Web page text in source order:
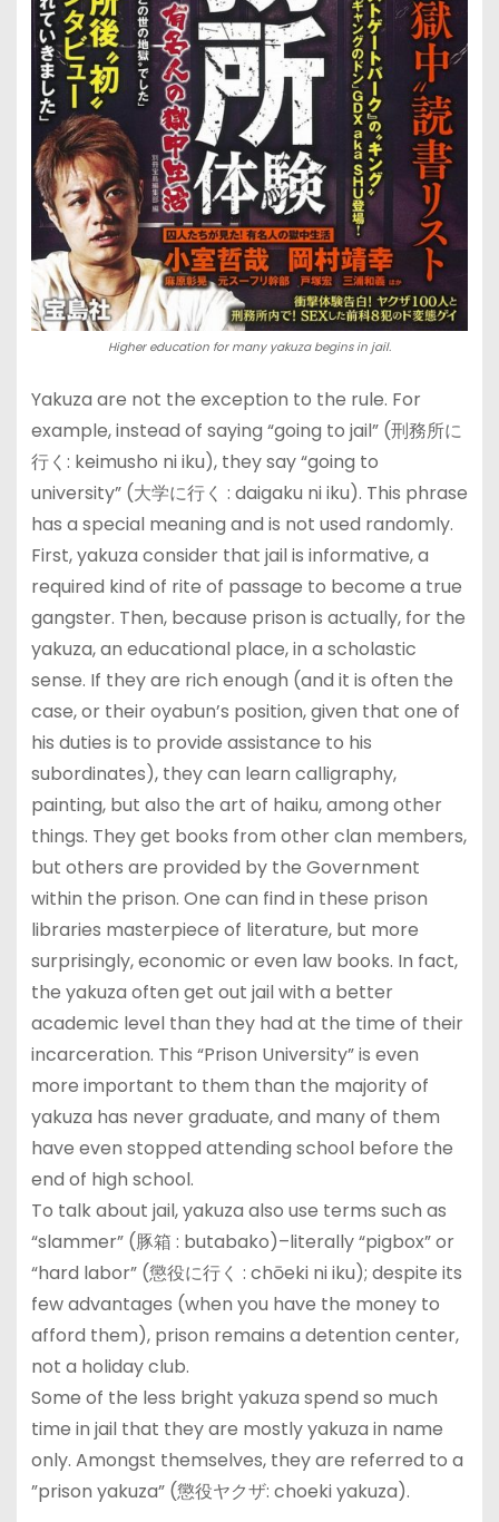
Higher education for many yakuza begins in jail.
Yakuza are not the exception to the rule. For
example, instead of saying “going to jail” (刑務所に
行く: keimusho ni iku), they say “going to
university” (大学に行く : daigaku ni iku). This phrase
has a special meaning and is not used randomly.
First, yakuza consider that jail is informative, a
required kind of rite of passage to become a true
gangster. Then, because prison is actually, for the
yakuza, an educational place, in a scholastic
sense. If they are rich enough (and it is often the
case, or their oyabun’s position, given that one of
his duties is to provide assistance to his
subordinates), they can learn calligraphy,
painting, but also the art of haiku, among other
things. They get books from other clan members,
but others are provided by the Government
within the prison. One can find in these prison
libraries masterpiece of literature, but more
surprisingly, economic or even law books. In fact,
the yakuza often get out jail with a better
academic level than they had at the time of their
incarceration. This “Prison University” is even
more important to them than the majority of
yakuza has never graduate, and many of them
have even stopped attending school before the
end of high school.
To talk about jail, yakuza also use terms such as
“slammer” (豚箱 : butabako)–literally “pigbox” or
“hard labor” (懲役に行く : chōeki ni iku); despite its
few advantages (when you have the money to
afford them), prison remains a detention center,
not a holiday club.
Some of the less bright yakuza spend so much
time in jail that they are mostly yakuza in name
only. Amongst themselves, they are referred to a
”prison yakuza” (懲役ヤクザ: choeki yakuza).